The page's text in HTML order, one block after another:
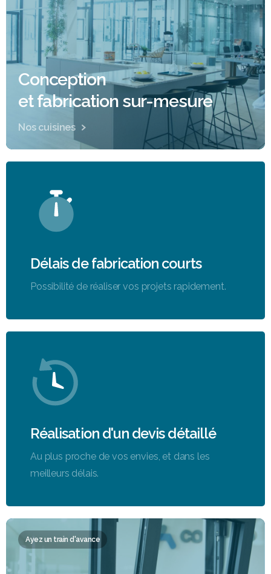
Conception
et fabrication sur-mesure
Nos cuisines
Délais de fabrication courts
Possibilité de réaliser vos projets rapidement.
Réalisation d'un devis détaillé
Au plus proche de vos envies, et dans les
meilleurs délais.
Ayez un train d'avance